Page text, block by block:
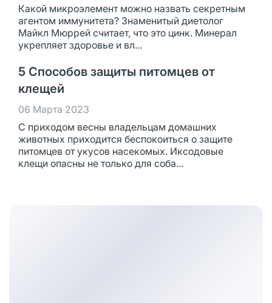
Какой микроэлемент можно назвать секретным
агентом иммунитета? Знаменитый диетолог
Майкл Мюррей считает, что это цинк. Минерал
укрепляет здоровье и вл...
5 Способов защиты питомцев от
клещей
06 Марта 2023
С приходом весны владельцам домашних
животных приходится беспокоиться о защите
питомцев от укусов насекомых. Иксодовые
клещи опасны не только для соба...